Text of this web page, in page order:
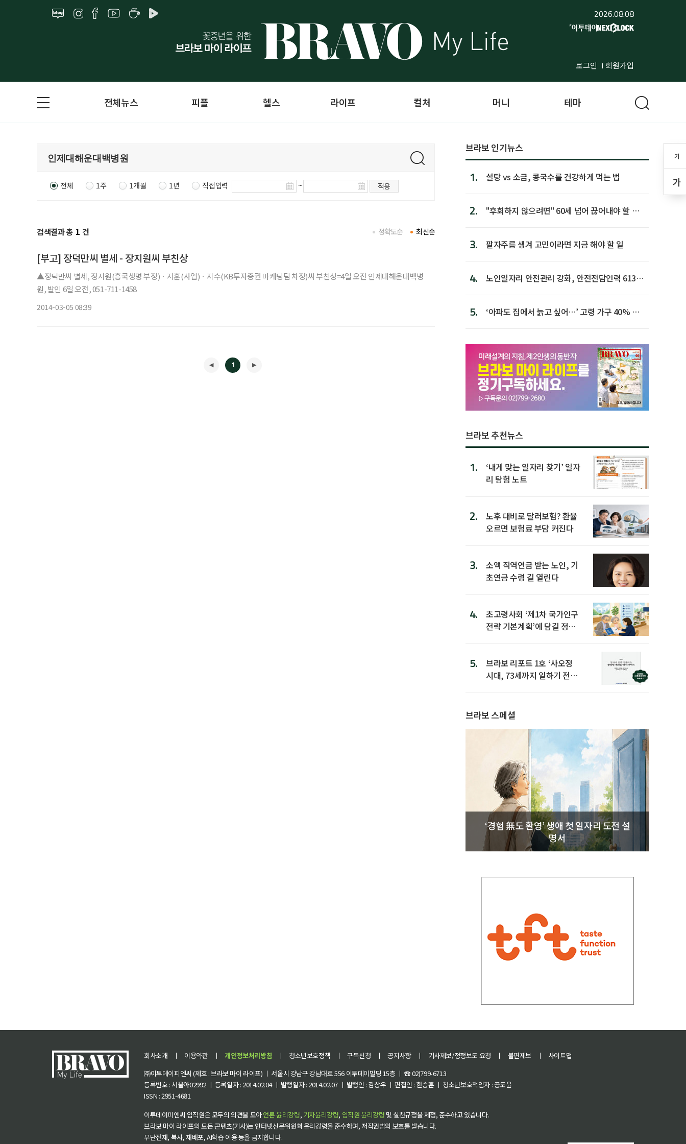
2026.08.08
로그인 회원가입
가
가
전체뉴스 피플 헬스 라이프 컬처 머니 테마
전체 1주 1개월 1년 직접입력 ~ 적용
검색결과 총 1 건 최신순
정확도순
[부고] 장덕만씨 별세 - 장지원씨 부친상
▲장덕만씨 별세, 장지원(흥국생명 부장)ㆍ지훈(사업)ㆍ지수(KB투자증권 마케팅팀 차장)씨 부친상=4일 오전 인제대해운대백병
원, 발인 6일 오전, 051-711-1458
2014-03-05 08:39
1
브라보 인기뉴스
1. 설탕 vs 소금, 콩국수를 건강하게 먹는 법
2.
"후회하지 않으려면" 60세 넘어 끊어내야 할 사
3. 팔자주름 생겨 고민이라면 지금 해야 할 일
4.
노인일자리 안전관리 강화, 안전전담인력 613명
5.
‘아파도 집에서 늙고 싶어…’ 고령 가구 40% 노
브라보 추천뉴스
1.
‘내게 맞는 일자리 찾기’ 일자
리 탐험 노트
2.
노후 대비로 달러보험? 환율
오르면 보험료 부담 커진다
3.
소액 직역연금 받는 노인, 기
초연금 수령 길 열린다
4.
초고령사회 ‘제1차 국가인구
전략 기본계획’에 담길 정책
5.
브라보 리포트 1호 ‘사오정
시대, 73세까지 일하기 전략’
브라보 스페셜
‘경험 無도 환영’ 생애 첫 일자리 도전 설
명서
회사소개 ㅣ 이용약관 ㅣ 개인정보처리방침 ㅣ 청소년보호정책 ㅣ 구독신청 ㅣ 공지사항 ㅣ 기사제보/정정보도 요청 ㅣ 불편제보 ㅣ
사이트맵
㈜이투데이피엔씨 (제호 : 브라보 마이 라이프) ㅣ 서울시 강남구 강남대로 556 이투데이빌딩 15층 ㅣ ☎ 02)799-6713
등록번호 : 서울아02992 ㅣ 등록일자 : 2014.02.04 ㅣ 발행일자 : 2014.02.07 ㅣ 발행인 : 김상우 ㅣ 편집인 : 한승훈 ㅣ 청소년보호책임자 : 공도윤
ISSN : 2951-4681
이투데이피엔씨 임직원은 모두의 의견을 모아언론 윤리강령, 기자윤리강령, 임직원 윤리강령 및 실천규정을 제정, 준수하고 있습니다.
브라보 마이 라이프의 모든 콘텐츠(기사)는 인터넷신문위원회 윤리강령을 준수하며, 저작권법의 보호를 받습니다.
무단전재, 복사, 재배포, AI학습 이용 등을 금지합니다.